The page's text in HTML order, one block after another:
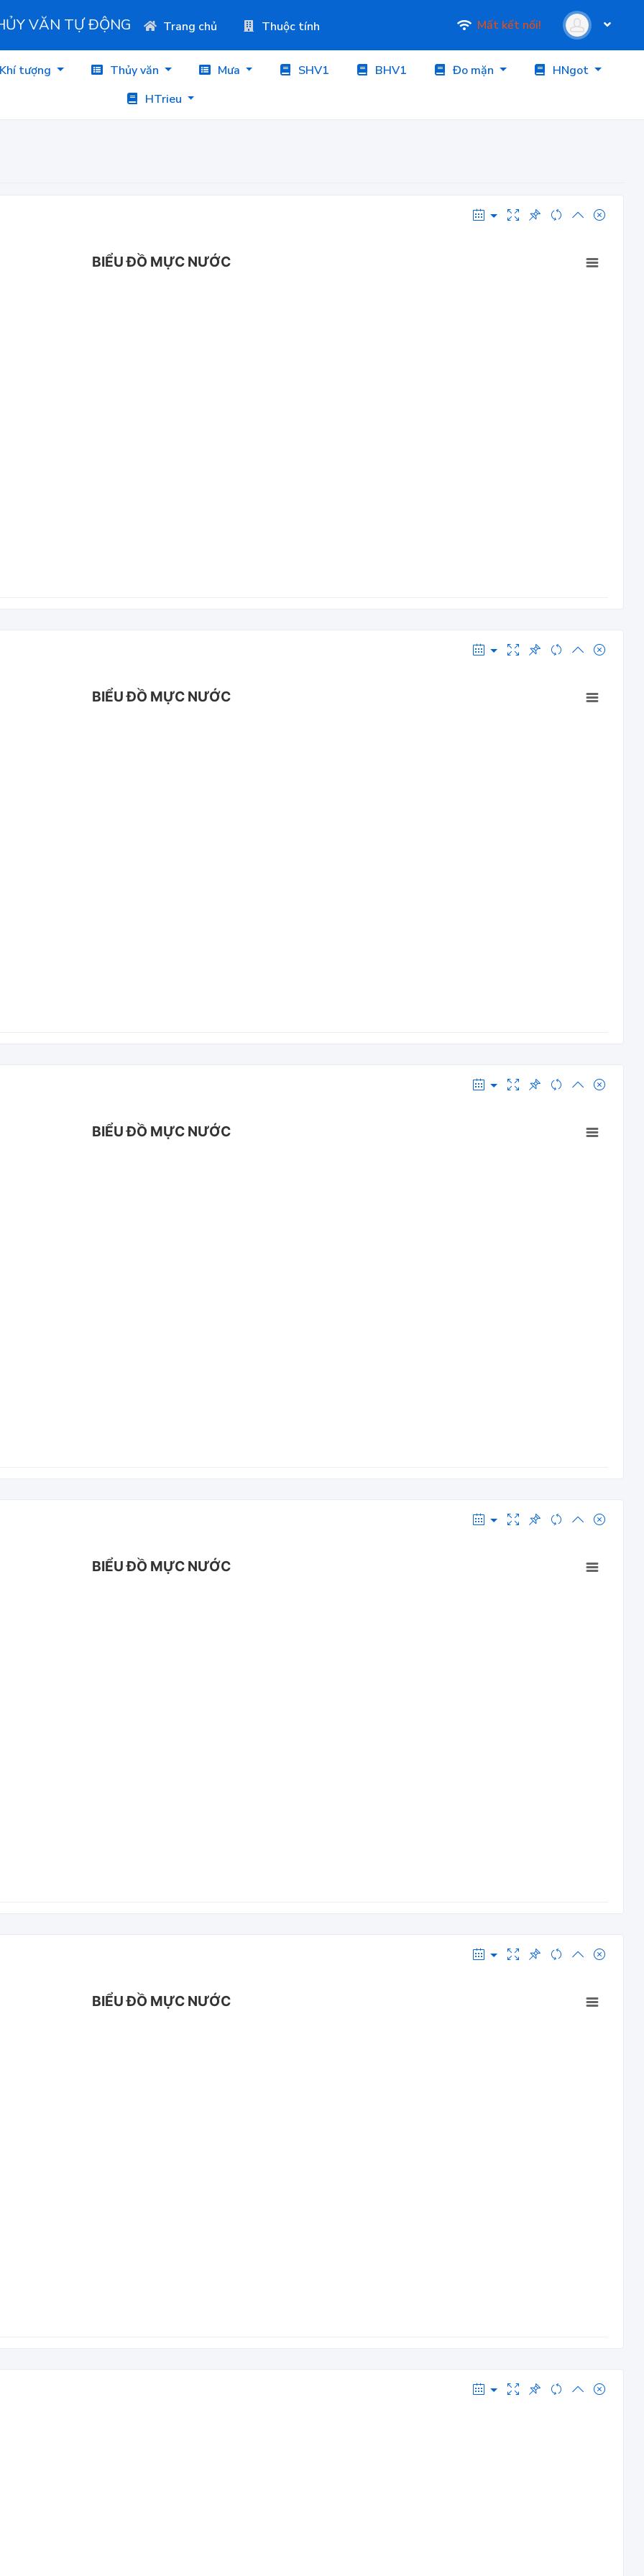
VĂN TỰ ĐỘNG Trang chủ Thuộc tính Mất kết nối!
Khí tượng Thủy văn Mưa SHV1 BHV1 Đo mặn
HNgot
HTrieu
BIỂU ĐỒ MỰC NƯỚC
BIỂU ĐỒ MỰC NƯỚC
BIỂU ĐỒ MỰC NƯỚC
BIỂU ĐỒ MỰC NƯỚC
BIỂU ĐỒ MỰC NƯỚC